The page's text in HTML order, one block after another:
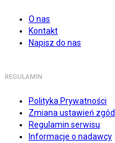
O nas
Kontakt
Napisz do nas
REGULAMIN
Polityka Prywatności
Zmiana ustawień zgód
Regulamin serwisu
Informacje o nadawcy